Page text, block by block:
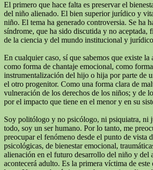
El primero que hace falta es preservar el
del niño alienado. El bien superior jurídico y
niño. El tema ha generado controversia. Se ha
síndrome, que ha sido discutida y no aceptada,
de la ciencia y del mundo institucional y jurídico
En cualquier caso, sí que sabemos que existe la
como forma de chantaje emocional, como
instrumentalización del hijo o hija por parte de
el otro progenitor. Como una forma clara de
vulneración de los derechos de los niños; y de
por el impacto que tiene en el menor y en su
Soy politólogo y no psicólogo, ni psiquiatra, ni
todo, soy un ser humano. Por lo tanto, me
preocupar el fenómeno desde el punto de vista
psicológicas, de bienestar emocional,
alienación en el futuro desarrollo del niño y del
acontecerá adulto. Es la primera víctima de este